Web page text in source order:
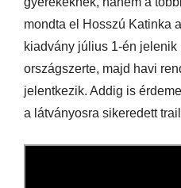
mondta el Hosszú Katinka
kiadvány július 1-én jelenik
országszerte, majd havi
jelentkezik. Addig is
a látványosra sikeredett